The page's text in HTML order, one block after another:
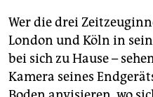
Wer die drei
London und Köln in
bei sich zu Hause –
Kamera seines